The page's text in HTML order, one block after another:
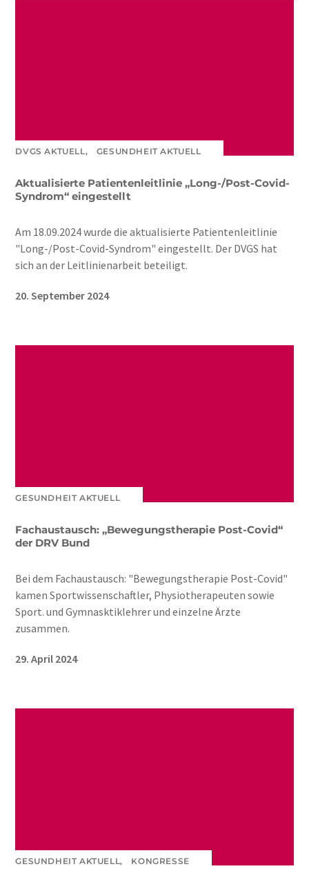
DVGS AKTUELL, GESUNDHEIT AKTUELL
Aktualisierte Patientenleitlinie „Long-/Post-Covid-
Syndrom“ eingestellt
Am 18.09.2024 wurde die aktualisierte Patientenleitlinie
"Long-/Post-Covid-Syndrom" eingestellt. Der DVGS hat
sich an der Leitlinienarbeit beteiligt.
20. September 2024
GESUNDHEIT AKTUELL
Fachaustausch: „Bewegungstherapie Post-Covid“
der DRV Bund
Bei dem Fachaustausch: "Bewegungstherapie Post-Covid"
kamen Sportwissenschaftler, Physiotherapeuten sowie
Sport. und Gymnasktiklehrer und einzelne Ärzte
zusammen.
29. April 2024
GESUNDHEIT AKTUELL, KONGRESSE